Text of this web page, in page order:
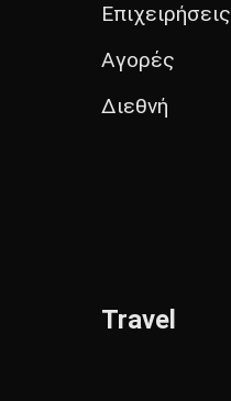
Επιχειρήσεις
Αγορές
Διεθνή
Travel